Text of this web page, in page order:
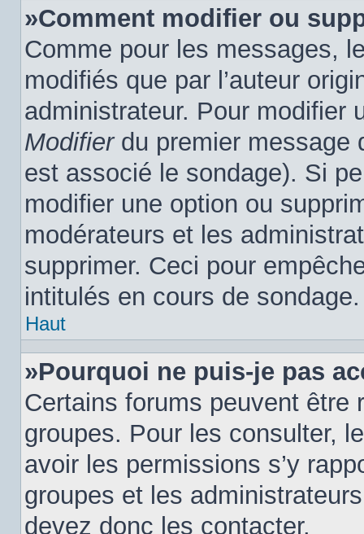
»Comment modifier ou
Comme pour les messages,
modifiés que par l’auteur
administrateur. Pour modifier
Modifierdu premier message
est associé le sondage). Si
modifier une option ou
modérateurs et les
supprimer. Ceci pour
intitulés en cours de sondage.
Haut
»Pourquoi ne puis-je pas
Certains forums peuvent être
groupes. Pour les consulter,
avoir les permissions s’y
groupes et les
devez donc les contacter.